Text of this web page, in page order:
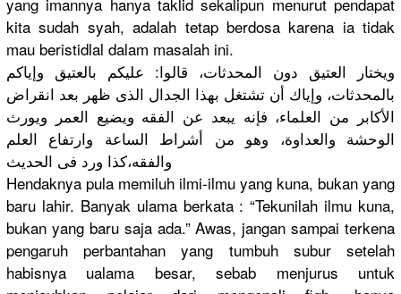
kita sudah syah, adalah tetap berdosa karena ia tidak
mau beristidlal dalam masalah ini.
ويختار العتيق دون المحدثات، قالوا: عليكم بالعتيق وإياكم
بالمحدثات، وإياك أن تشتغل بهذا الجدال الذى ظهر بعد انقراض
الأكابر من العلماء، فإنه يبعد عن الفقه ويضيع العمر ويورث
الوحشة والعداوة، وهو من أشراط الساعة وارتفاع العلم
والفقه،كذا ورد فى الحديث
Hendaknya pula memiluh ilmi-ilmu yang kuna, bukan yang
baru lahir. Banyak ulama berkata : “Tekunilah ilmu kuna,
bukan yang baru saja ada.” Awas, jangan sampai terkena
pengaruh perbantahan yang tumbuh subur setelah
habisnya ualama besar, sebab menjurus untuk